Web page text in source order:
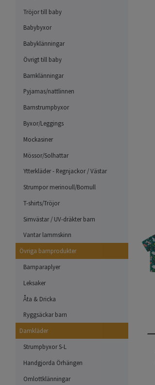
Tröjor till baby
Babybyxor
Babyklänningar
Övrigt till baby
Barnklänningar
Pyjamas/nattlinnen
Barnstrumpbyxor
Byxor/Leggings
Mockasiner
Mössor/Solhattar
Ytterkläder - Regnjackor / Västar
Strumpor merinoull/Bomull
T-shirts/Tröjor
Simvästar / UV-dräkter barn
Vantar lammskinn
Övriga barnprodukter
Barnparaplyer
Leksaker
Åta & Dricka
Ryggsäckar barn
Damkläder
Strumpbyxor S-L
Handgjorda Örhängen
Omlottklänningar